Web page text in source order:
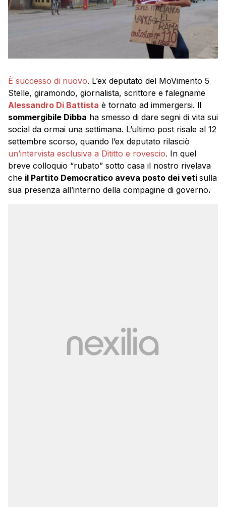
È successo di nuovo. L’ex deputato del MoVimento 5
Stelle, giramondo, giornalista, scrittore e falegname
Alessandro Di Battista è tornato ad immergersi. Il
sommergibile Dibba ha smesso di dare segni di vita sui
social da ormai una settimana. L’ultimo post risale al 12
settembre scorso, quando l’ex deputato rilasciò
un’intervista esclusiva a Dititto e rovescio. In quel
breve colloquio “rubato” sotto casa il nostro rivelava
che il Partito Democratico aveva posto dei veti sulla
sua presenza all’interno della compagine di governo.